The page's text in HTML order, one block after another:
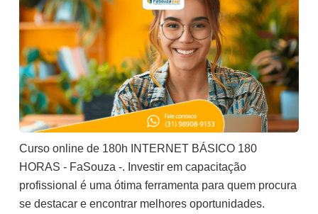
Curso online de 180h INTERNET BÁSICO 180
HORAS - FaSouza -. Investir em capacitação
profissional é uma ótima ferramenta para quem procura
se destacar e encontrar melhores oportunidades.